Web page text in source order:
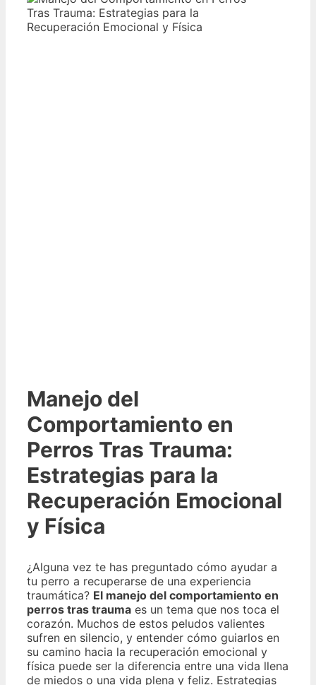
Manejo del
Comportamiento en
Perros Tras Trauma:
Estrategias para la
Recuperación Emocional
y Física
¿Alguna vez te has preguntado cómo ayudar a
tu perro a recuperarse de una experiencia
traumática? El manejo del comportamiento en
perros tras trauma es un tema que nos toca el
corazón. Muchos de estos peludos valientes
sufren en silencio, y entender cómo guiarlos en
su camino hacia la recuperación emocional y
física puede ser la diferencia entre una vida llena
de miedos o una vida plena y feliz. Estrategias